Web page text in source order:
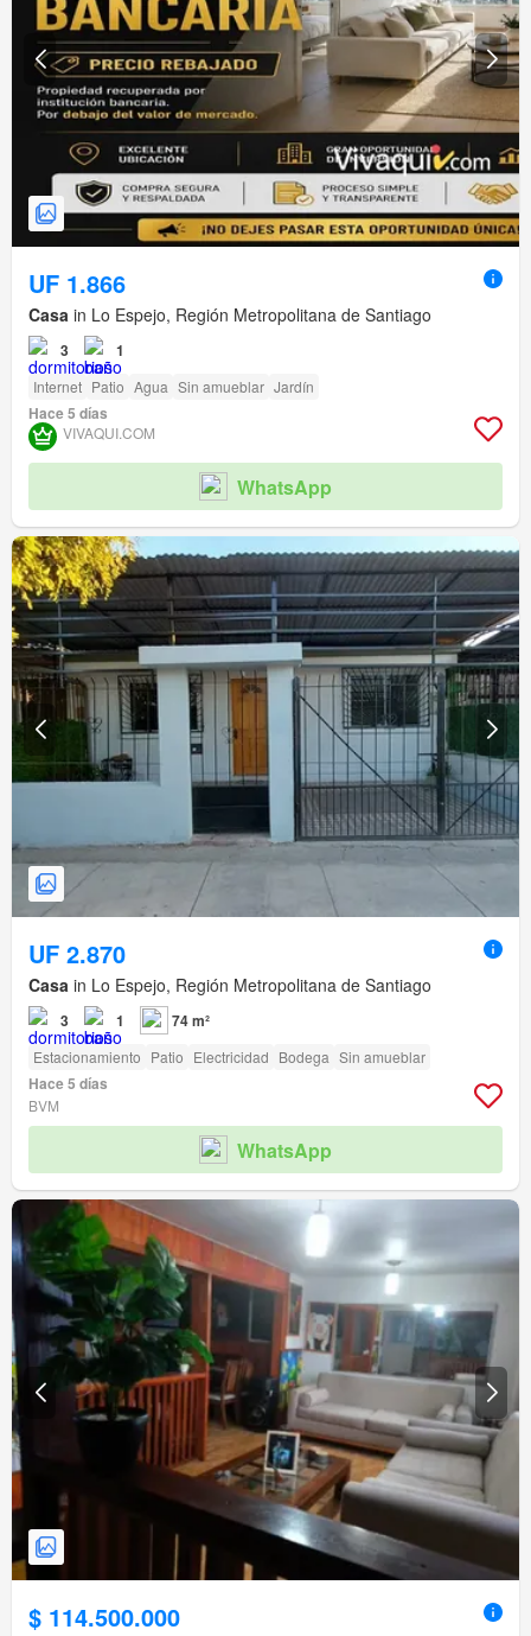
UF 1.866
Casa in Lo Espejo, Región Metropolitana de Santiago
3 1
Internet Patio Agua Sin amueblar Jardín
Hace 5 días
VIVAQUI.COM
WhatsApp
UF 2.870
Casa in Lo Espejo, Región Metropolitana de Santiago
3 1 74 m²
Estacionamiento Patio Electricidad Bodega Sin amueblar
Hace 5 días
BVM
WhatsApp
$ 114.500.000